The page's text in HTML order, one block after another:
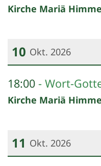
Kirche Mariä
10 Okt. 2026
18:00 Wort-
Kirche Mariä
11 Okt. 2026